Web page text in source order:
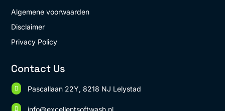
Algemene voorwaarden
Disclaimer
Privacy Policy
Contact Us
 Pascallaan 22Y, 8218 NJ Lelystad
 info@excellentsoftwash.nl